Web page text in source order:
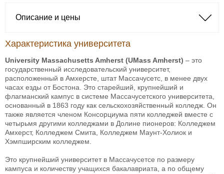
Описание и цены
Характеристика университета
University Massachusetts Amherst (UMass Amherst) – это
государственный исследовательский университет,
расположенный в Амхерсте, штат Массачусетс, в менее двух
часах езды от Бостона. Это старейший, крупнейший и
флагманский кампус в системе Массачусетского университета,
основанный в 1863 году как сельскохозяйственный колледж. Он
также является членом Консорциума пяти колледжей вместе с
четырьмя другими колледжами в Долине пионеров: Колледжем
Амхерст, Колледжем Смита, Колледжем Маунт-Холиок и
Хэмпширским колледжем.
Это крупнейший университет в Массачусетсе по размеру
кампуса и количеству учащихся бакалавриата, а по общему